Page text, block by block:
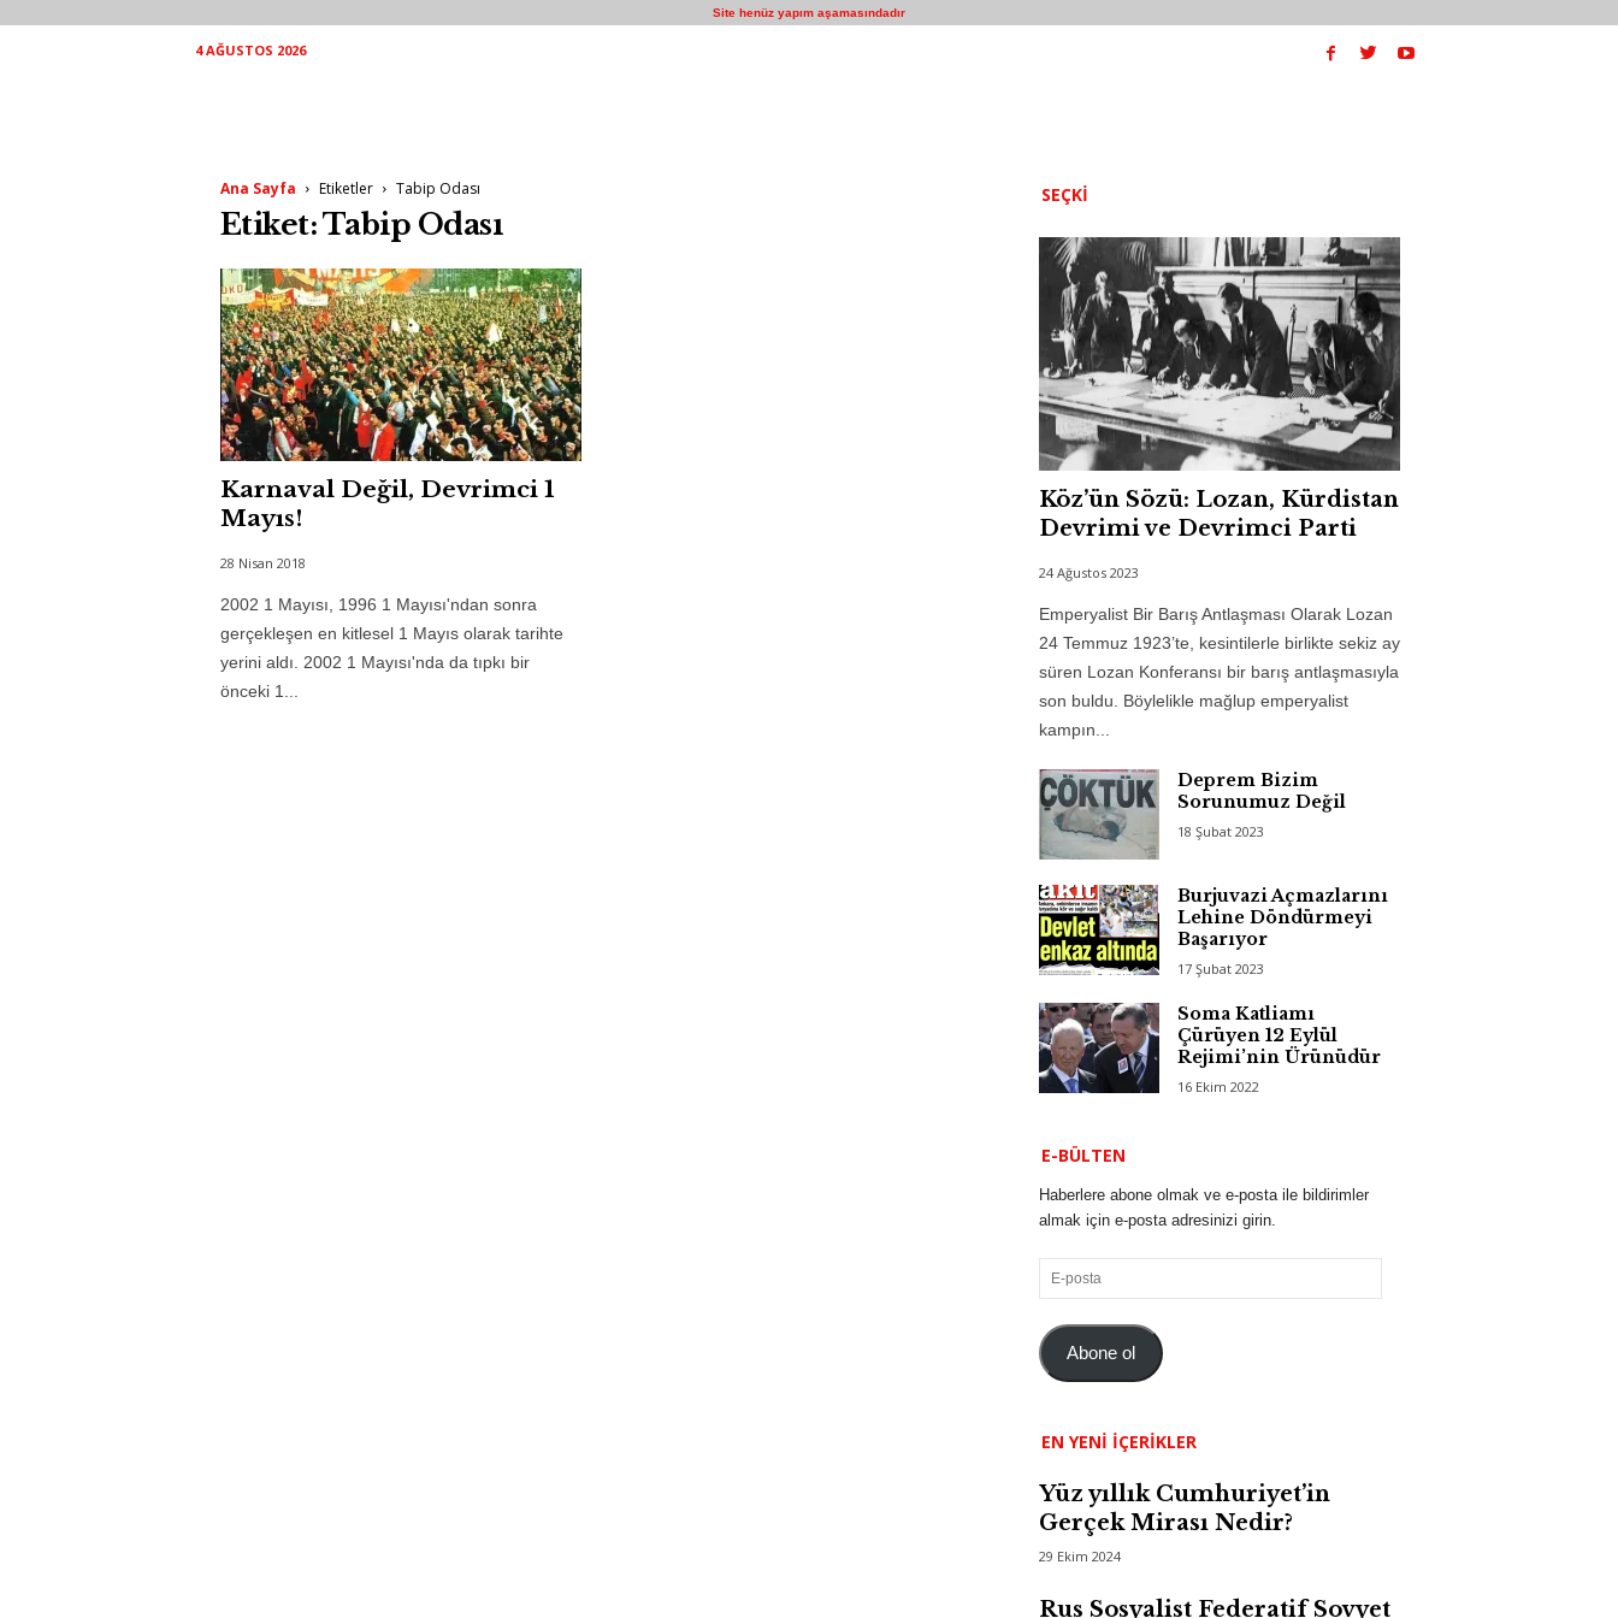
Site henüz yapım aşamasındadır
4 AĞUSTOS 2026
Ana Sayfa Etiketler Tabip Odası
Etiket: Tabip Odası
Karnaval Değil, Devrimci 1
Mayıs!
28 Nisan 2018
2002 1 Mayısı, 1996 1 Mayısı'ndan sonra
gerçekleşen en kitlesel 1 Mayıs olarak tarihte
yerini aldı. 2002 1 Mayısı'nda da tıpkı bir
önceki 1...
SEÇKI
Köz’ün Sözü: Lozan, Kürdistan
Devrimi ve Devrimci Parti
24 Ağustos 2023
Emperyalist Bir Barış Antlaşması Olarak Lozan
24 Temmuz 1923’te, kesintilerle birlikte sekiz ay
süren Lozan Konferansı bir barış antlaşmasıyla
son buldu. Böylelikle mağlup emperyalist
kampın...
Deprem Bizim
Sorunumuz Değil
18 Şubat 2023
Burjuvazi Açmazlarını
Lehine Döndürmeyi
Başarıyor
17 Şubat 2023
Soma Katliamı
Çürüyen 12 Eylül
Rejimi’nin Ürünüdür
16 Ekim 2022
E-BÜLTEN
Haberlere abone olmak ve e-posta ile bildirimler
almak için e-posta adresinizi girin.
E-
posta
Abone ol
EN YENI İÇERIKLER
Yüz yıllık Cumhuriyet’in
Gerçek Mirası Nedir?
29 Ekim 2024
Rus Sosyalist Federatif Sovyet